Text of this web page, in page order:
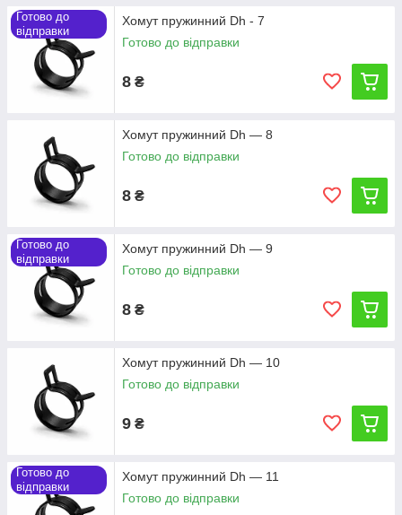
Готово до
відправки
Хомут пружинний Dh - 7
Готово до відправки
8 ₴
Хомут пружинний Dh — 8
Готово до відправки
8 ₴
Готово до
відправки
Хомут пружинний Dh — 9
Готово до відправки
8 ₴
Хомут пружинний Dh — 10
Готово до відправки
9 ₴
Готово до
відправки
Хомут пружинний Dh — 11
Готово до відправки